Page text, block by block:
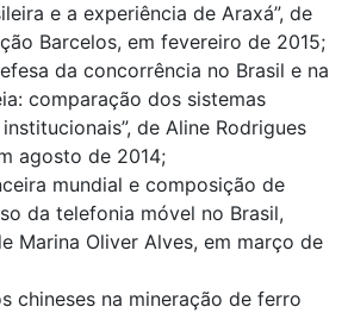
e a experiência de Araxá”, de
Barcelos, em fevereiro de 2015;
da concorrência no Brasil e na
comparação dos sistemas
de Aline Rodrigues
agosto de 2014;
mundial e composição de
da telefonia móvel no Brasil,
Marina Oliver Alves, em março de
chineses na mineração de ferro